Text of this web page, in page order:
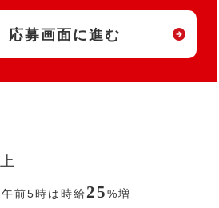
応募画面に進む
前5時は時給25%増